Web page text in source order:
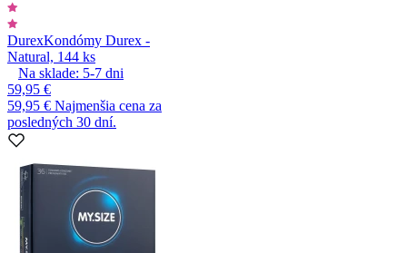
DurexKondómy Durex -
Natural, 144 ks
Na sklade: 5-7 dni
59,95 €
59,95 € Najmenšia cena za
posledných 30 dní.